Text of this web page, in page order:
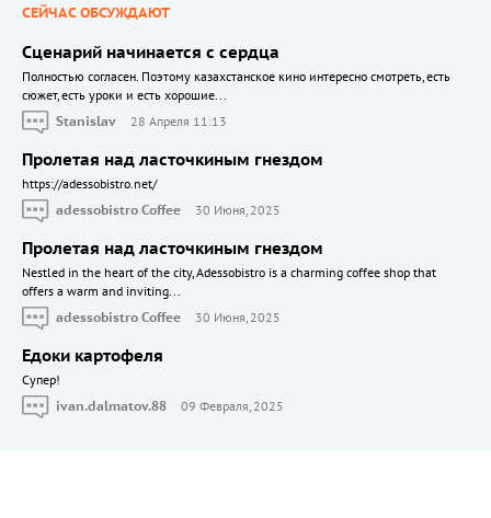
СЕЙЧАС ОБСУЖДАЮТ
Сценарий начинается с сердца
Полностью согласен. Поэтому казахстанское кино интересно смотреть, есть
сюжет, есть уроки и есть хорошие...
Stanislav
28 Апреля 11:13
Пролетая над ласточкиным гнездом
https://adessobistro.net/
adessobistro Coffee
30 Июня, 2025
Пролетая над ласточкиным гнездом
Nestled in the heart of the city, Adessobistro is a charming coffee shop that
offers a warm and inviting...
adessobistro Coffee
30 Июня, 2025
Едоки картофеля
Cупер!
ivan.dalmatov.88
09 Февраля, 2025